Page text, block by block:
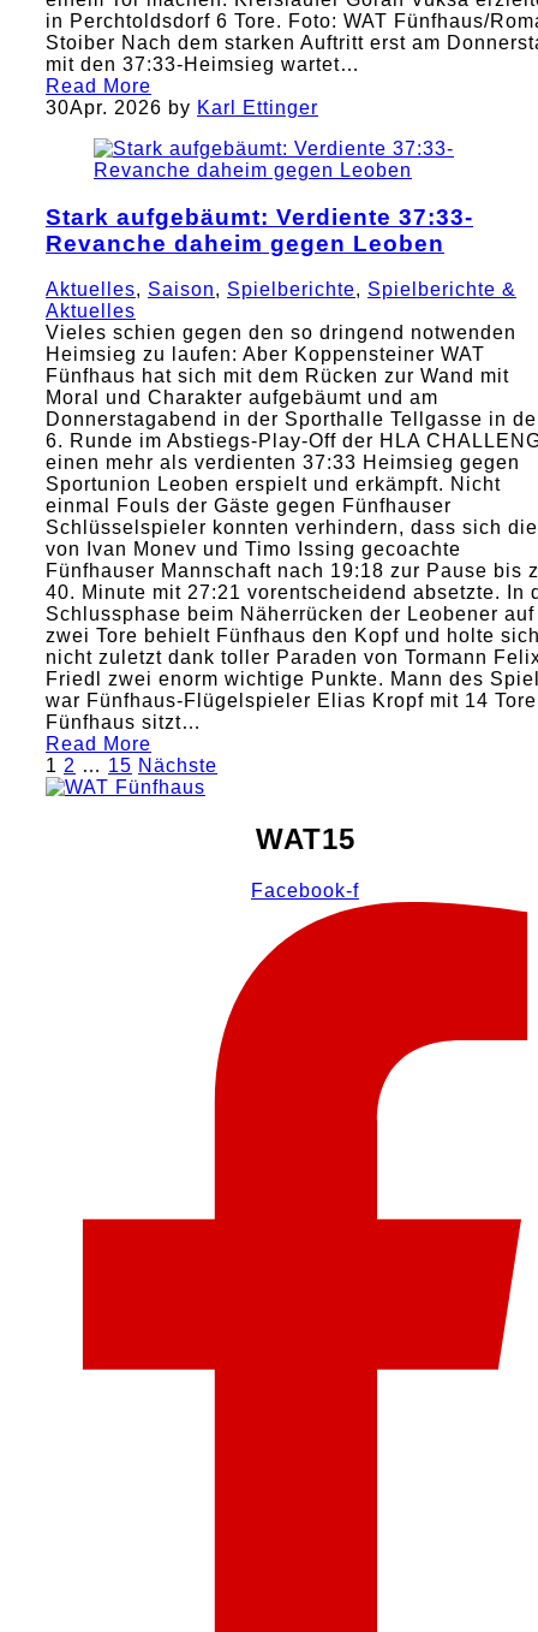
in Perchtoldsdorf 6 Tore. Foto: WAT Fünfhaus/
Stoiber Nach dem starken Auftritt erst am
mit den 37:33-Heimsieg wartet…
Read More
30Apr. 2026 by Karl Ettinger
Stark aufgebäumt: Verdiente 37:33-
Revanche daheim gegen Leoben
Aktuelles, Saison, Spielberichte, Spielberichte &
Aktuelles
Vieles schien gegen den so dringend notwenden
Heimsieg zu laufen: Aber Koppensteiner WAT
Fünfhaus hat sich mit dem Rücken zur Wand mit
Moral und Charakter aufgebäumt und am
Donnerstagabend in der Sporthalle Tellgasse in
6. Runde im Abstiegs-Play-Off der HLA
einen mehr als verdienten 37:33 Heimsieg gegen
Sportunion Leoben erspielt und erkämpft. Nicht
einmal Fouls der Gäste gegen Fünfhauser
Schlüsselspieler konnten verhindern, dass sich die
von Ivan Monev und Timo Issing gecoachte
Fünfhauser Mannschaft nach 19:18 zur Pause bis
40. Minute mit 27:21 vorentscheidend absetzte. In
Schlussphase beim Näherrücken der Leobener auf
zwei Tore behielt Fünfhaus den Kopf und holte
nicht zuletzt dank toller Paraden von Tormann
Friedl zwei enorm wichtige Punkte. Mann des
war Fünfhaus-Flügelspieler Elias Kropf mit 14
Fünfhaus sitzt…
Read More
Seitennummerierung
der
1 2 … 15 Nächste
WAT15
Facebook-f